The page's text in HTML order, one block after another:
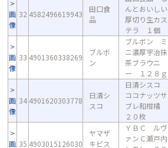
画
像
32 4582496619943
田口食
品
んとおいしい
厚切り生カス
テラ １個
画
像
33 4901360338269
ブルボ
ン
ブルボン ミ
ニ濃厚宇治抹
茶ブラウニ
ー １２８ｇ
画
像
34 4901620303778
日清シ
スコ
日清シスコ
ココナッツサ
ブレ和柑橘
２０枚
画 35 4903015126030
ヤマザ
キビス
ＹＢＣ ルヴ
ァンＣ瀬戸内